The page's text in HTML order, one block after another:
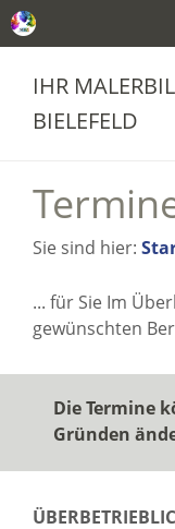
IHR
BIELEFELD
Sie sind hier:
... für Sie Im
gewünschten
Die Termine
Gründen